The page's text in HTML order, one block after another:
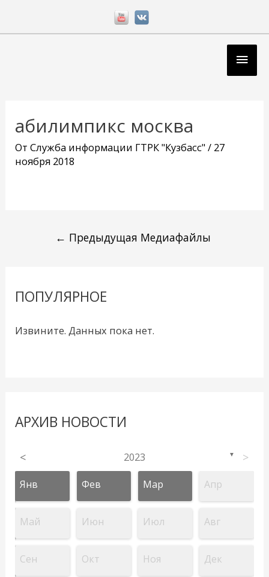
абилимпикс москва
ОтСлужба информации ГТРК "Кузбасс"/ 27
ноября 2018
записям
← Предыдущая Медиафайлы
ПОПУЛЯРНОЕ
Извините. Данных пока нет.
АРХИВ НОВОСТИ
< 2023 ▼ >
Янв Фев Мар Апр
Май Июн Июл Авг
Сен Окт Ноя Дек